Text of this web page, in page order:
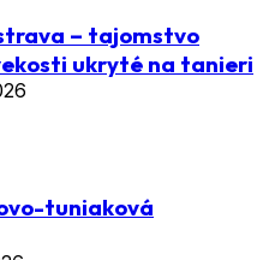
– tajomstvo
ukryté na tanieri
tuniaková